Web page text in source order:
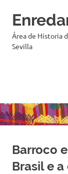
Área de Historia
Sevilla
Barroco
Brasil e